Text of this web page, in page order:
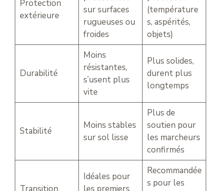
Protection
extérieure
sur surfaces
rugueuses ou
froides
(température
s, aspérités,
objets)
Durabilité
Moins
résistantes,
s’usent plus
vite
Plus solides,
durent plus
longtemps
Stabilité
Moins stables
sur sol lisse
Plus de
soutien pour
les marcheurs
confirmés
Transition
Idéales pour
les premiers
Recommandée
s pour les